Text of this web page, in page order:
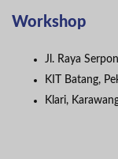
Workshop
Jl. Raya
KIT Batang,
Klari,